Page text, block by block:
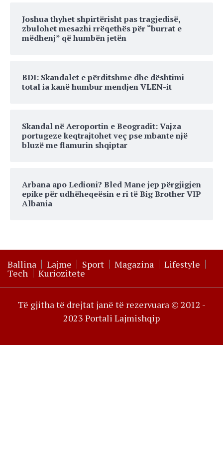
Joshua thyhet shpirtërisht pas tragjedisë,
zbulohet mesazhi rrëqethës për “burrat e
mëdhenj” që humbën jetën
BDI: Skandalet e përditshme dhe dështimi
total ia kanë humbur mendjen VLEN-it
Skandal në Aeroportin e Beogradit: Vajza
portugeze keqtrajtohet veç pse mbante një
bluzë me flamurin shqiptar
Arbana apo Ledioni? Bled Mane jep përgjigjen
epike për udhëheqeësin e ri të Big Brother VIP
Albania
Ballina Lajme Sport Magazina Lifestyle
Tech Kuriozitete
Të gjitha të drejtat janë të rezervuara © 2012 -
2023 Portali Lajmishqip